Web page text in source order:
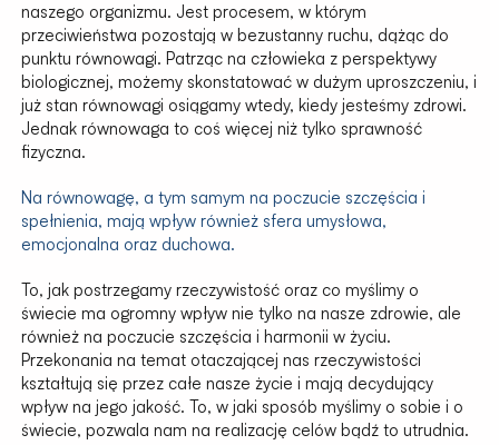
naszego organizmu. Jest procesem, w którym
przeciwieństwa pozostają w bezustanny ruchu, dążąc do
punktu równowagi. Patrząc na człowieka z perspektywy
biologicznej, możemy skonstatować w dużym uproszczeniu, i
już stan równowagi osiągamy wtedy, kiedy jesteśmy zdrowi.
Jednak równowaga to coś więcej niż tylko sprawność
fizyczna.
Na równowagę, a tym samym na poczucie szczęścia i
spełnienia, mają wpływ również sfera umysłowa,
emocjonalna oraz duchowa.
To, jak postrzegamy rzeczywistość oraz co myślimy o
świecie ma ogromny wpływ nie tylko na nasze zdrowie, ale
również na poczucie szczęścia i harmonii w życiu.
Przekonania na temat otaczającej nas rzeczywistości
kształtują się przez całe nasze życie i mają decydujący
wpływ na jego jakość. To, w jaki sposób myślimy o sobie i o
świecie, pozwala nam na realizację celów bądź to utrudnia.